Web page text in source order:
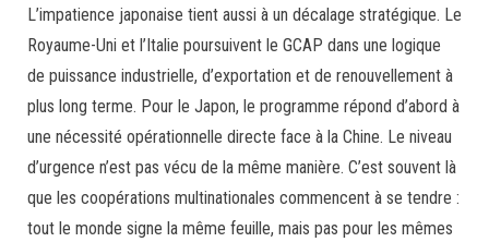
L’impatience japonaise tient aussi à un décalage stratégique. Le
Royaume-Uni et l’Italie poursuivent le GCAP dans une logique
de puissance industrielle, d’exportation et de renouvellement à
plus long terme. Pour le Japon, le programme répond d’abord à
une nécessité opérationnelle directe face à la Chine. Le niveau
d’urgence n’est pas vécu de la même manière. C’est souvent là
que les coopérations multinationales commencent à se tendre :
tout le monde signe la même feuille, mais pas pour les mêmes